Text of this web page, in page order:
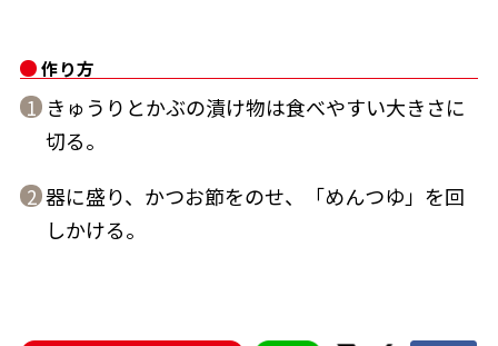
新鮮一番 『氷熟®』
作り方
1 きゅうりとかぶの漬け物は食べやすい大きさに
切る。
2 器に盛り、かつお節をのせ、「めんつゆ」を回
しかける。